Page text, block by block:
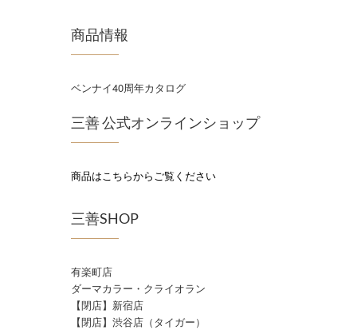
商品情報
ベンナイ40周年カタログ
三善 公式オンラインショップ
商品はこちらからご覧ください
三善SHOP
有楽町店
ダーマカラー・クライオラン
【閉店】新宿店
【閉店】渋谷店（タイガー）